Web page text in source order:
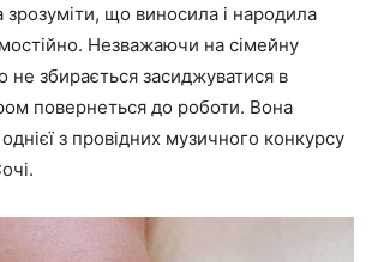
зрозуміти, що виносила і народила
Незважаючи на сімейну
не збирається засиджуватися в
повернеться до роботи. Вона
з провідних музичного конкурсу